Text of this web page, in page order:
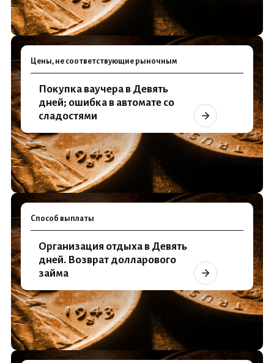
Цены, не соответствующие рыночным
Покупка ваучера в Девять
дней; ошибка в автомате со
сладостями
Способ выплаты
Организация отдыха в Девять
дней. Возврат долларового
займа